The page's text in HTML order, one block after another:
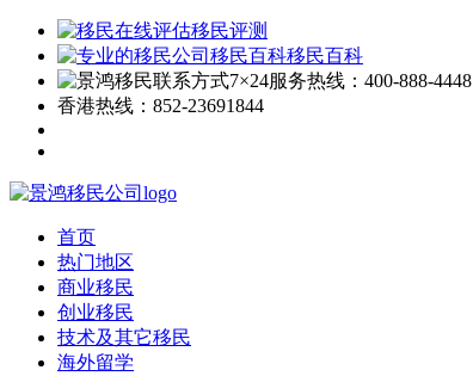
移民评测
移民百科
7×24服务热线： 400-888-4448
香港热线： 852-23691844
首页
热门地区
商业移民
创业移民
技术及其它移民
海外留学